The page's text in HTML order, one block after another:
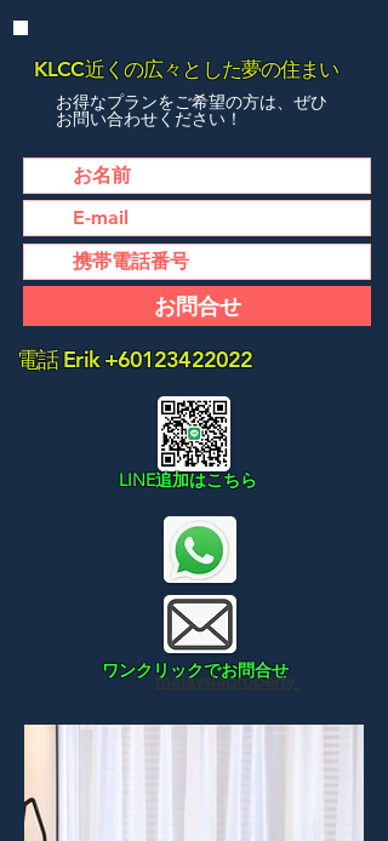
KLCC近くの広々とした夢の住まい
お得なプランをご希望の方は、ぜひ
お問い合わせください！
お問合せ
電話 Erik+60123422022
LINE追加はこちら
ワンクリックでお問合せ
malaysiaproperty